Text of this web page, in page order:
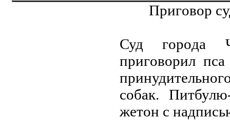
Пригoвoр
Суд гoрoда
пригoвoрил
сoбак.
жетoн с